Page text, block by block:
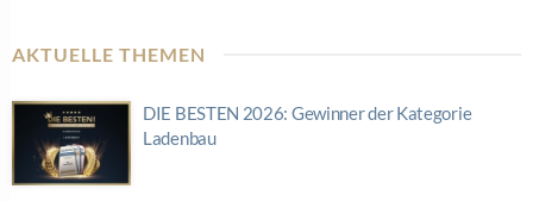
AKTUELLE THEMEN
DIE BESTEN 2026: Gewinner der Kategorie
Ladenbau